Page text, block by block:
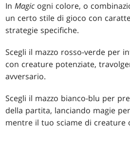
InMagic ogni colore, o
un certo stile di gioco con
strategie specifiche.
Scegli il mazzo rosso-verde per
con creature potenziate,
avversario.
Scegli il mazzo bianco-blu per
della partita, lanciando magie
mentre il tuo sciame di creature